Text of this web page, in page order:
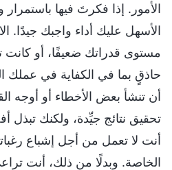
الأمور. إذا فكرتَ فيها
الأسهل عليك أداء واجبك جيدًا.
مستوى قدراتك ضعيفًا، أو كانت
حاذقٍ بما في الكفاية في عملك
أن تنشأ بعض الأخطاء أو أوجه
تحقيق نتائج جيِّدة، ولكنك تبذل
أنت لا تعمل من أجل إشباع
الخاصة. وبدلًا من ذلك، أنت